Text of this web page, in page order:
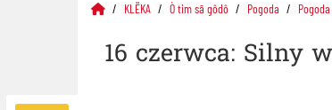
KLËKA Ò tim sã gôdô Pogoda
16 czerwca: Silny